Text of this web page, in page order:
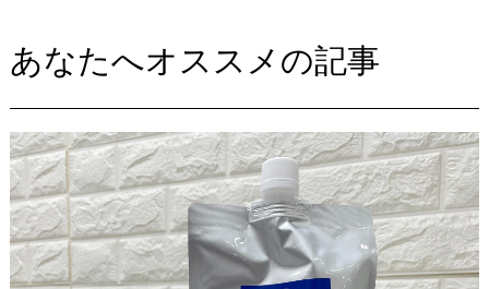
あなたへオススメの記事